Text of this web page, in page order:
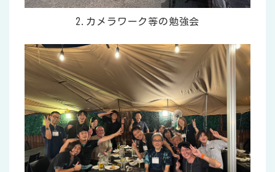
2.カメラワーク等の勉強会